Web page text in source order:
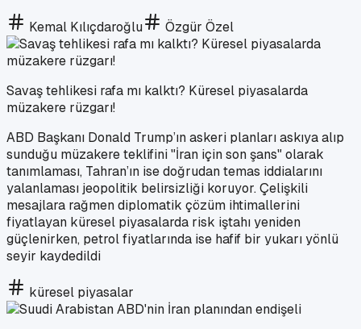
Kemal Kılıçdaroğlu Özgür Özel
Savaş tehlikesi rafa mı kalktı? Küresel piyasalarda
müzakere rüzgarı!
ABD Başkanı Donald Trump’ın askeri planları askıya alıp
sunduğu müzakere teklifini "İran için son şans" olarak
tanımlaması, Tahran’ın ise doğrudan temas iddialarını
yalanlaması jeopolitik belirsizliği koruyor. Çelişkili
mesajlara rağmen diplomatik çözüm ihtimallerini
fiyatlayan küresel piyasalarda risk iştahı yeniden
güçlenirken, petrol fiyatlarında ise hafif bir yukarı yönlü
seyir kaydedildi
küresel piyasalar